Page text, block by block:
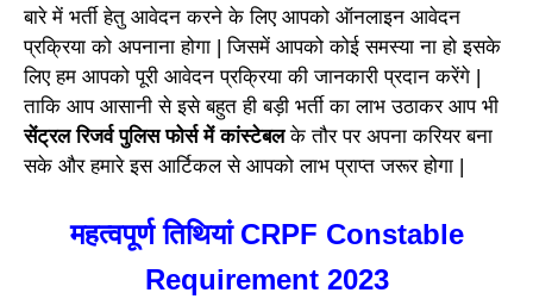
बारे में भर्ती हेतु आवेदन करने के लिए आपको ऑनलाइन आवेदन
प्रक्रिया को अपनाना होगा | जिसमें आपको कोई समस्या ना हो इसके
लिए हम आपको पूरी आवेदन प्रक्रिया की जानकारी प्रदान करेंगे |
ताकि आप आसानी से इसे बहुत ही बड़ी भर्ती का लाभ उठाकर आप भी
सेंट्रल रिजर्व पुलिस फोर्स में कांस्टेबलके तौर पर अपना करियर बना
सके और हमारे इस आर्टिकल से आपको लाभ प्राप्त जरूर होगा |
महत्वपूर्ण तिथियां CRPF Constable
Requirement 2023